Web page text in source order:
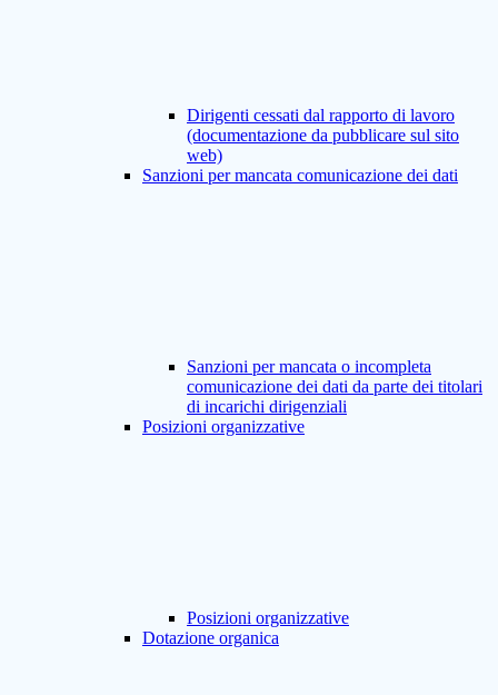
Dirigenti cessati dal rapporto di lavoro
(documentazione da pubblicare sul sito
web)
Sanzioni per mancata comunicazione dei dati
Sanzioni per mancata o incompleta
comunicazione dei dati da parte dei titolari
di incarichi dirigenziali
Posizioni organizzative
Posizioni organizzative
Dotazione organica